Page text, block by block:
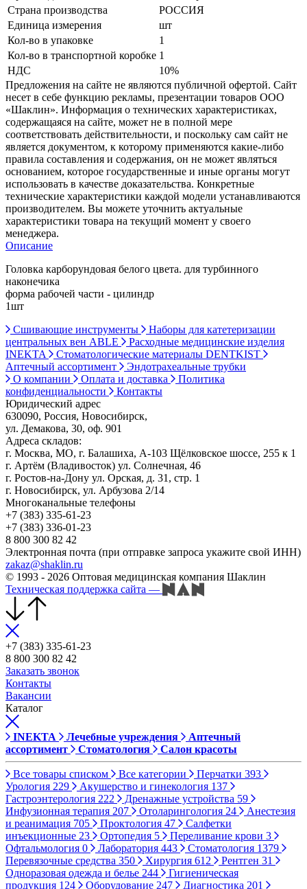
Страна производства
РОССИЯ
Единица измерения
шт
Кол-во в упаковке
1
Кол-во в транспортной коробке 1
НДС
10%
Предложения на сайте не являются публичной офертой. Сайт
несет в себе функцию рекламы, презентации товаров ООО
«Шаклин». Информация о технических характеристиках,
содержащаяся на сайте, может не в полной мере
соответствовать действительности, и поскольку сам сайт не
является документом, к которому применяются какие-либо
правила составления и содержания, он не может являться
основанием, которое государственные и иные органы могут
использовать в качестве доказательства. Конкретные
технические характеристики каждой модели устанавливаются
производителем. Вы можете уточнить актуальные
характеристики товара на текущий момент у своего
менеджера.
Описание
Головка карборундовая белого цвета. для турбинного
наконечика
форма рабочей части - цилиндр
1шт
Сшивающие инструменты
Наборы для катетеризации
центральных вен ABLE
Расходные медицинские изделия
INEKTA
Стоматологические материалы DENTKIST
Аптечный ассортимент
Эндотрахеальные трубки
О компании
Оплата и доставка
Политика
конфиденциальности
Контакты
Юридический адрес
630090, Россия, Новосибирск,
ул. Демакова, 30, оф. 901
Адреса складов:
г. Москва, МО, г. Балашиха, А-103 Щёлковское шоссе, 255 к 1
г. Артём (Владивосток) ул. Солнечная, 46
г. Ростов-на-Дону ул. Орская, д. 31, стр. 1
г. Новосибирск, ул. Арбузова 2/14
Многоканальные телефоны
+7 (383) 335-61-23
+7 (383) 336-01-23
8 800 300 82 42
Электронная почта (при отправке запроса укажите свой ИНН)
zakaz@shaklin.ru
© 1993 - 2026 Оптовая медицинская компания Шаклин
Техническая поддержка сайта —
+7 (383) 335-61-23
8 800 300 82 42
Заказать звонок
Контакты
Вакансии
Каталог
INEKTA Лечебные учреждения
Аптечный
ассортимент
Стоматология Салон красоты
Все товары списком Все категории Перчатки 393
Урология 229 Акушерство и гинекология 137
Гастроэнтерология 222 Дренажные устройства 59
Инфузионная терапия 207 Отоларингология 24
Анестезия
и реанимация 705 Проктология 47
Салфетки
инъекционные 23 Ортопедия 5 Переливание крови 3
Офтальмология 0 Лаборатория 443 Стоматология 1379
Перевязочные средства 350 Хирургия 612 Рентген 31
Одноразовая одежда и белье 244
Гигиеническая
продукция 124 Оборудование 247 Диагностика 201